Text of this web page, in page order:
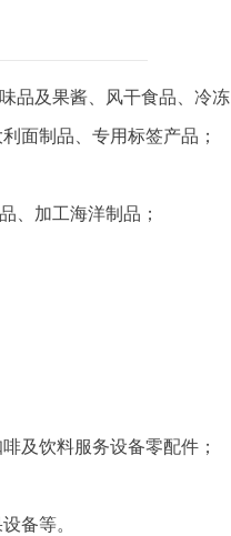
品及果酱、风干食品、冷冻
面制品、专用标签产品；
、加工海洋制品；
及饮料服务设备零配件；
备等。